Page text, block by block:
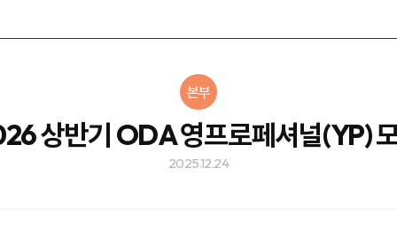
본부
상반기 ODA 영프로페셔널(YP)
2025.12.24